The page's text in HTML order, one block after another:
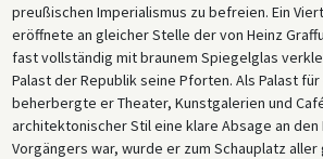
preußischen Imperialismus zu befreien. Ein
eröffnete an gleicher Stelle der von Heinz
fast vollständig mit braunem Spiegelglas
Palast der Republik seine Pforten. Als Palast
beherbergte er Theater, Kunstgalerien und
architektonischer Stil eine klare Absage an den
Vorgängers war, wurde er zum Schauplatz aller